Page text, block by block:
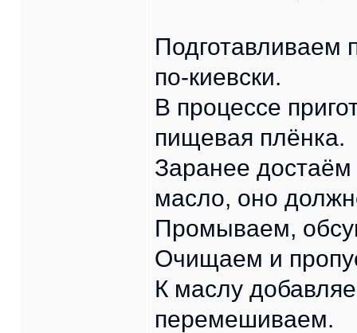
Подготавливаем
по-киевски.
В процессе
пищевая плёнка.
Заранее достаём
масло, оно
Промываем,
Очищаем и
К маслу
перемешиваем.